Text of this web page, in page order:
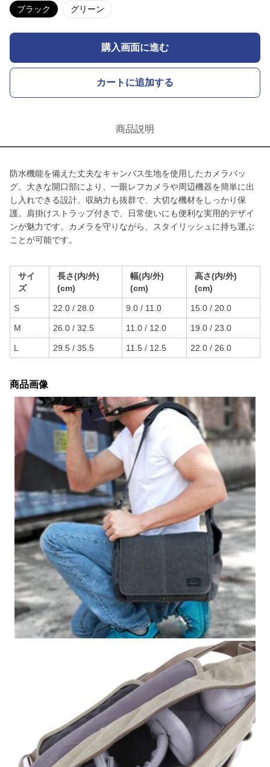
ブラック グリーン
購入画面に進む
カートに追加する
商品説明
防水機能を備えた丈夫なキャンバス生地を使用したカメラバッ
グ。大きな開口部により、一眼レフカメラや周辺機器を簡単に出
し入れできる設計。収納力も抜群で、大切な機材をしっかり保
護。肩掛けストラップ付きで、日常使いにも便利な実用的デザイ
ンが魅力です。カメラを守りながら、スタイリッシュに持ち運ぶ
ことが可能です。
サイ
ズ
長さ(内/外)
(cm)
幅(内/外)
(cm)
高さ(内/外)
(cm)
S 22.0 / 28.0 9.0 / 11.0 15.0 / 20.0
M 26.0 / 32.5 11.0 / 12.0 19.0 / 23.0
L 29.5 / 35.5 11.5 / 12.5 22.0 / 26.0
商品画像